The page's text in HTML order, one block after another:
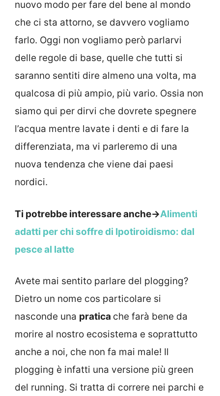
nuovo modo per fare del bene al mondo
che ci sta attorno, se davvero vogliamo
farlo. Oggi non vogliamo però parlarvi
delle regole di base, quelle che tutti si
saranno sentiti dire almeno una volta, ma
qualcosa di più ampio, più vario. Ossia non
siamo qui per dirvi che dovrete spegnere
l’acqua mentre lavate i denti e di fare la
differenziata, ma vi parleremo di una
nuova tendenza che viene dai paesi
nordici.
Ti potrebbe interessare anche->Alimenti
adatti per chi soffre di Ipotiroidismo: dal
pesce al latte
Avete mai sentito parlare del plogging?
Dietro un nome cos particolare si
nasconde una pratica che farà bene da
morire al nostro ecosistema e soprattutto
anche a noi, che non fa mai male! Il
plogging è infatti una versione più green
del running. Si tratta di correre nei parchi e